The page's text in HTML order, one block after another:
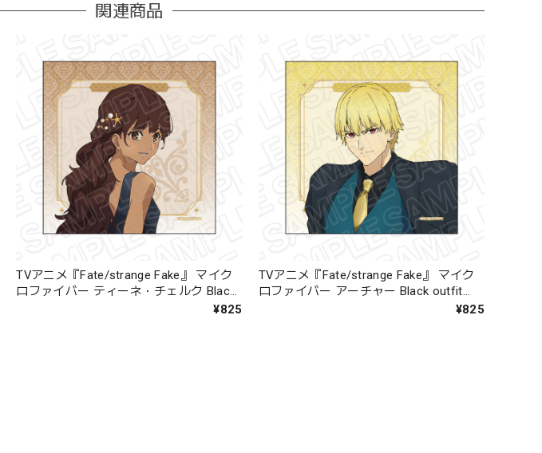
関連商品
TVアニメ『Fate/strange Fake』 マイク
ロファイバー ティーネ・チェルク Black
¥825
TVアニメ『Fate/strange Fake』 マイク
ロファイバー アーチャー Black outfit
¥825